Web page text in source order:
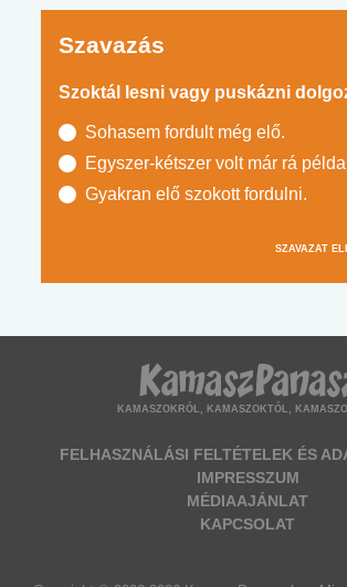
Szavazás
Szoktál lesni vagy puskázni
Sohasem fordult még elő.
Egyszer-kétszer volt már rá
Gyakran elő szokott fordulni.
SZAVAZAT
KAMASZOKRÓL, KAMASZOKTÓL,
FELHASZNÁLÁSI FELTÉTELEK ÉS
IMPRESSZUM
MÉDIAAJÁNLAT
KAPCSOLAT